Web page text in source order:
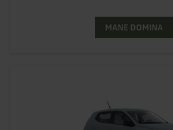
MANE DOMINA